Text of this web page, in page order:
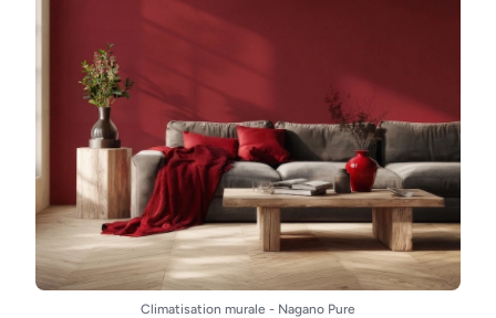
Climatisation murale - Nagano Pure